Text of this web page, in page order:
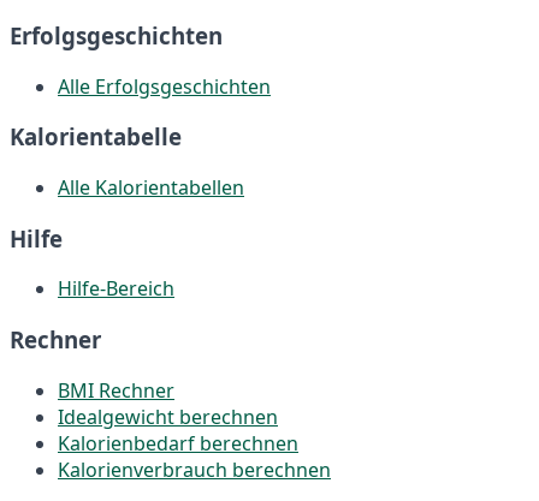
Erfolgsgeschichten
Alle Erfolgsgeschichten
Kalorientabelle
Alle Kalorientabellen
Hilfe
Hilfe-Bereich
Rechner
BMI Rechner
Idealgewicht berechnen
Kalorienbedarf berechnen
Kalorienverbrauch berechnen